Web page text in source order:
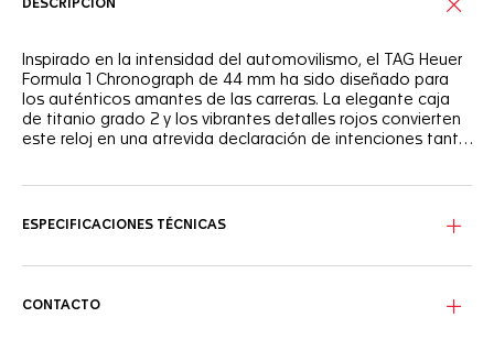
DESCRIPCIÓN
Inspirado en la intensidad del automovilismo, el TAG Heuer
Formula 1 Chronograph de 44 mm ha sido diseñado para
los auténticos amantes de las carreras. La elegante caja
de titanio grado 2 y los vibrantes detalles rojos convierten
este reloj en una atrevida declaración de intenciones tanto
agujas e índices luminiscentes ofrecen una legibilidad
construcción robusta. La resistencia al agua hasta 200
ESPECIFICACIONES TÉCNICAS
CONTACTO